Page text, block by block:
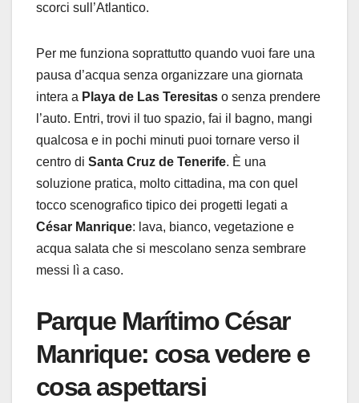
scorci sull’Atlantico.
Per me funziona soprattutto quando vuoi fare una
pausa d’acqua senza organizzare una giornata
intera a Playa de Las Teresitas o senza prendere
l’auto. Entri, trovi il tuo spazio, fai il bagno, mangi
qualcosa e in pochi minuti puoi tornare verso il
centro di Santa Cruz de Tenerife. È una
soluzione pratica, molto cittadina, ma con quel
tocco scenografico tipico dei progetti legati a
César Manrique: lava, bianco, vegetazione e
acqua salata che si mescolano senza sembrare
messi lì a caso.
Parque Marítimo César
Manrique: cosa vedere e
cosa aspettarsi